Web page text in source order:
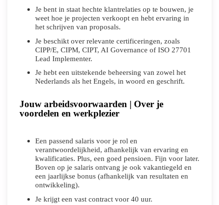
Je bent in staat hechte klantrelaties op te bouwen, je
weet hoe je projecten verkoopt en hebt ervaring in
het schrijven van proposals.
Je beschikt over relevante certificeringen, zoals
CIPP/E, CIPM, CIPT, AI Governance of ISO 27701
Lead Implementer.
Je hebt een uitstekende beheersing van zowel het
Nederlands als het Engels, in woord en geschrift.
Jouw arbeidsvoorwaarden | Over je
voordelen en werkplezier
Een passend salaris voor je rol en
verantwoordelijkheid, afhankelijk van ervaring en
kwalificaties. Plus, een goed pensioen. Fijn voor later.
Boven op je salaris ontvang je ook vakantiegeld en
een jaarlijkse bonus (afhankelijk van resultaten en
ontwikkeling).
Je krijgt een vast contract voor 40 uur.